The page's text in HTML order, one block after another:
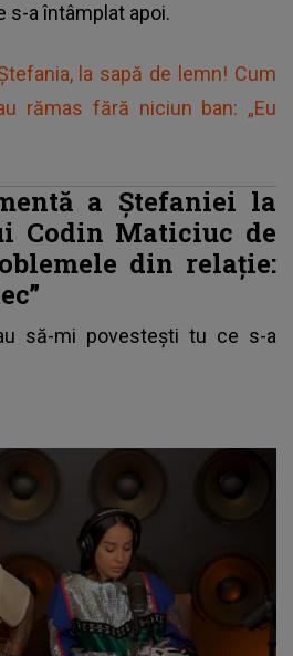
s-a întâmplat apoi.
la sapă de lemn! Cum
rămas fără niciun ban: „Eu
a Ștefaniei la
Codin Maticiuc de
din relație:
să-mi povestești tu ce s-a